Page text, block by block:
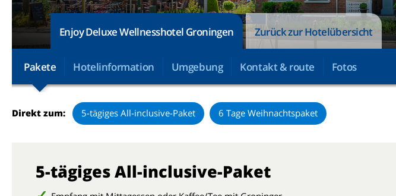
Enjoy Deluxe Wellnesshotel Groningen Zurück zur Hotelübersicht
Pakete Hotelinformation Umgebung Kontakt & route Fotos
Direkt zum: 5-tägiges All-inclusive-Paket 6 Tage Weihnachtspaket
5-tägiges All-inclusive-Paket